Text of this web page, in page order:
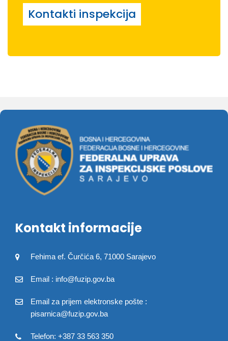
Kontakti inspekcija
Kontakt informacije
Fehima ef. Čurčića 6, 71000 Sarajevo
Email : info@fuzip.gov.ba
Email za prijem elektronske pošte :
pisarnica@fuzip.gov.ba
Telefon: +387 33 563 350